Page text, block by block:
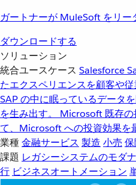
ガートナーが MuleSoft をリー
ダウンロードする
ソリューション
統合ユースケース Salesforce
たエクスペリエンスを顧客や
SAP の中に眠っているデータ
を生み出す。
Microsoft 既存
て、Microsoft への投資効果を
業種金融サービス 製造 小売
課題 レガシーシステムのモダ
行 ビジネスオートメーション